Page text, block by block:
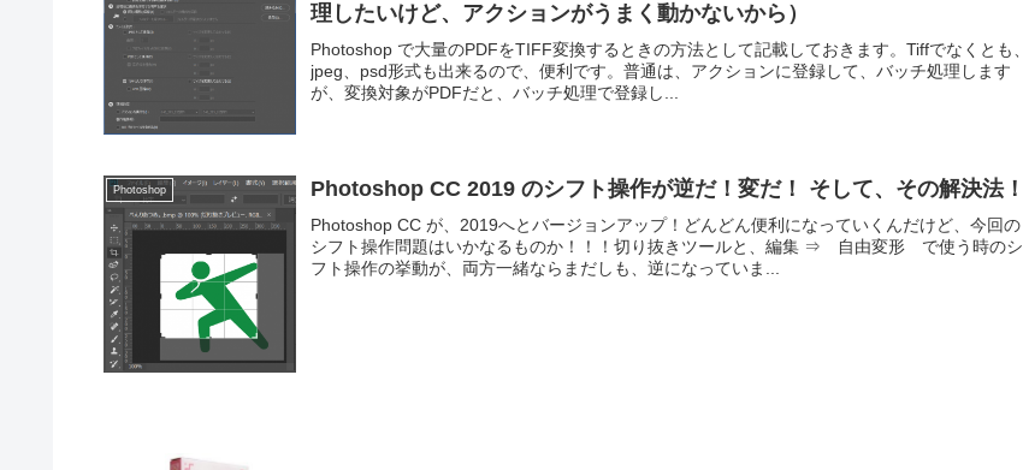
理したいけど、アクションがうまく動かないから）
Photoshop で大量のPDFをTIFF変換するときの方法として記載しておきます。Tiffでなくとも、
jpeg、psd形式も出来るので、便利です。普通は、アクションに登録して、バッチ処理します
が、変換対象がPDFだと、バッチ処理で登録し...
Photoshop Photoshop CC 2019 のシフト操作が逆だ！変だ！ そして、その解決法！
Photoshop CC が、2019へとバージョンアップ！どんどん便利になっていくんだけど、今回の
シフト操作問題はいかなるものか！！！切り抜きツールと、編集 ⇒ 自由変形 で使う時のシ
フト操作の挙動が、両方一緒ならまだしも、逆になっていま...